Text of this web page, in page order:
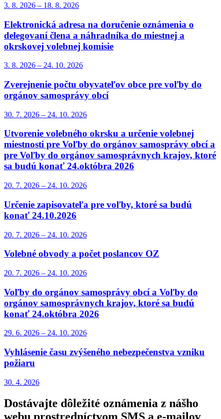
3. 8. 2026 – 18. 8. 2026
Elektronická adresa na doručenie oznámenia o
delegovaní člena a náhradníka do miestnej a
okrskovej volebnej komisie
3. 8. 2026 – 24. 10. 2026
Zverejnenie počtu obyvateľov obce pre voľby do
orgánov samosprávy obcí
30. 7. 2026 – 24. 10. 2026
Utvorenie volebného okrsku a určenie volebnej
miestnosti pre Voľby do orgánov samosprávy obcí a
pre Voľby do orgánov samosprávnych krajov, ktoré
sa budú konať 24.októbra 2026
20. 7. 2026 – 24. 10. 2026
Určenie zapisovateľa pre voľby, ktoré sa budú
konať 24.10.2026
20. 7. 2026 – 24. 10. 2026
Volebné obvody a počet poslancov OZ
20. 7. 2026 – 24. 10. 2026
Voľby do orgánov samosprávy obcí a Voľby do
orgánov samosprávnych krajov, ktoré sa budú
konať 24.októbra 2026
29. 6. 2026 – 24. 10. 2026
Vyhlásenie času zvýšeného nebezpečenstva vzniku
požiaru
30. 4. 2026
Dostávajte dôležité oznámenia z nášho
webu prostredníctvom SMS a e-mailov